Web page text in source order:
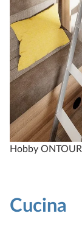
Hobby
Cucina